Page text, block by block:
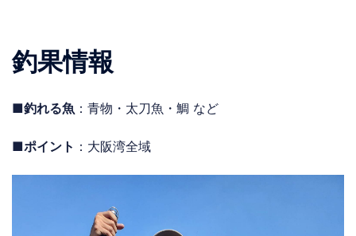
釣果情報
■釣れる魚 ：青物・太刀魚・鯛 など
■ポイント ：大阪湾全域